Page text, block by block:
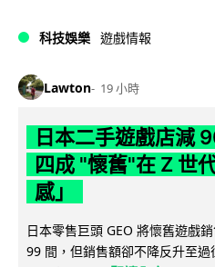
科技娛樂 遊戲情報
Lawton 19 小時
日本二手遊戲店減
四成 "懷舊"在 Z 世
感」
日本零售巨頭 GEO 將懷舊遊戲
99 間，但銷售額卻不降反升至